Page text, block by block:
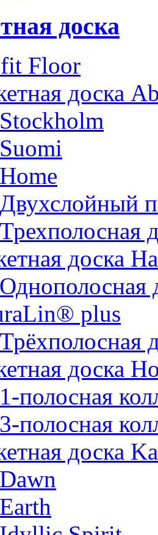
доска
Floor
доска
Stockholm
Suomi
Home
Двухслойный
Трехполосная
доска
Однополосная
plus
Трёхполосная
доска
1-полосная
3-полосная
доска
Dawn
Earth